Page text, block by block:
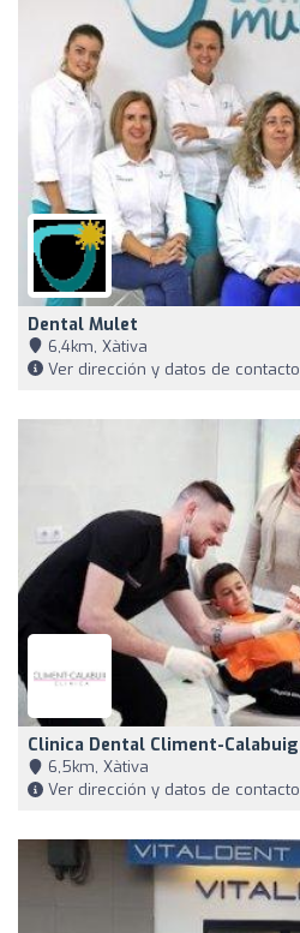
Dental Mulet
6,4km, Xàtiva
Ver dirección y datos de contacto
Clinica Dental Climent-Calabuig
6,5km, Xàtiva
Ver dirección y datos de contacto